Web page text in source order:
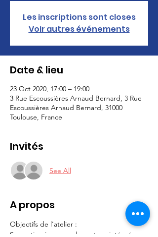
Les inscriptions sont closes
Voir autres événements
Date & lieu
23 Oct 2020, 17:00 – 19:00
3 Rue Escoussières Arnaud Bernard, 3 Rue
Escoussières Arnaud Bernard, 31000
Toulouse, France
Invités
See All
A propos
Objectifs de l'atelier :
Se sentir mieux avec les autres, intégré,